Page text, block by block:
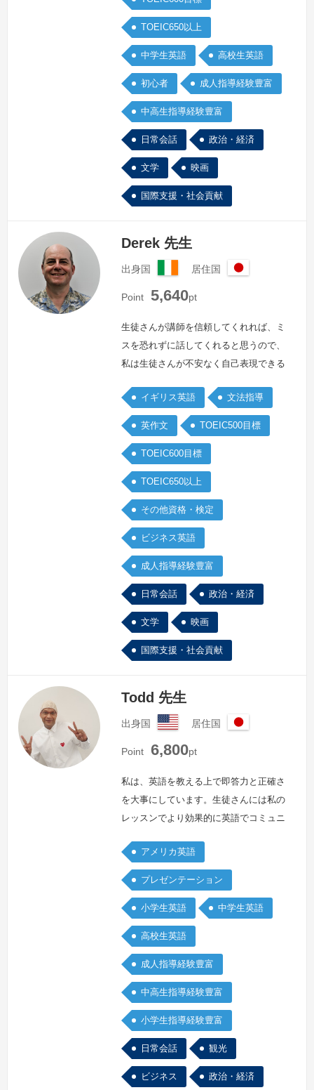
TOEIC650以上
中学生英語 高校生英語
初心者 成人指導経験豊富
中高生指導経験豊富
日常会話 政治・経済
文学 映画
国際支援・社会貢献
Derek 先生
出身国
ア
イ
ラ
ン
ド
居住国
日
Point 5,640pt
生徒さんが講師を信頼してくれれば、ミ
スを恐れずに話してくれると思うので、
私は生徒さんが不安なく自己表現できる
最終的には講師が必要のないくらいに自
立してほしいので、生徒さんを励ますよ
うにしています。自分の長所・短所を自
覚して、自己認識をする必要があると思
います。そして、レッスン以外にもたく
さん英語を使う機会を持つことも大切で
す。私は若い頃から、いろんな国に行っ
て経…続きを見る »
イギリス英語 文法指導
英作文 TOEIC500目標
TOEIC600目標
TOEIC650以上
その他資格・検定
ビジネス英語
成人指導経験豊富
日常会話 政治・経済
文学 映画
国際支援・社会貢献
Todd 先生
出身国
ア
メ
カ
合
衆
居住国
日
Point 6,800pt
私は、英語を教える上で即答力と正確さ
を大事にしています。生徒さんには私の
レッスンでより効果的に英語でコミュニ
と思っています。一緒に頑張りましょ
う！！<事務局コメント>ファッション
が好きで毎日いろんなコーディネートで
出勤しています。明るくフレンドリーな
先生で、子どもから大人まで、生徒さん
に熱心にたくさん話しかけてくれます。
続きを見る »
アメリカ英語
プレゼンテーション
小学生英語 中学生英語
高校生英語
成人指導経験豊富
中高生指導経験豊富
小学生指導経験豊富
日常会話 観光
ビジネス 政治・経済